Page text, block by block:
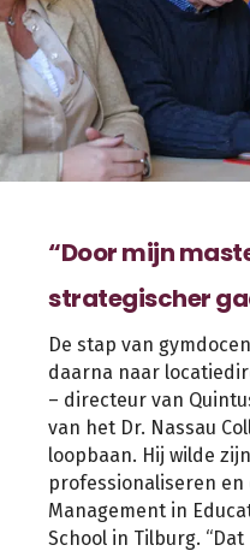
“Door mijn
strategischer
De stap van
daarna naar
– directeur van
van het Dr. Nassau
loopbaan. Hij wilde
professionaliseren
Management in
School in Tilburg.